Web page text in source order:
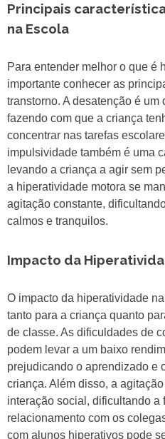
Principais
na Escola
Para entender melhor o que é
importante conhecer as
transtorno. A desatenção é
fazendo com que a criança
concentrar nas tarefas
impulsividade também é uma
levando a criança a agir sem
a hiperatividade motora se
agitação constante,
calmos e tranquilos.
Impacto da
O impacto da hiperatividade
tanto para a criança quanto
de classe. As dificuldades de
podem levar a um baixo
prejudicando o aprendizado e
criança. Além disso, a
interação social, dificultando a
relacionamento com os
com alunos hiperativos pode